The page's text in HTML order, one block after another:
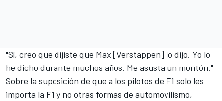
"Sí, creo que dijiste que Max [Verstappen] lo dijo. Yo lo
he dicho durante muchos años. Me asusta un montón."
Sobre la suposición de que a los pilotos de F1 solo les
importa la F1 y no otras formas de automovilismo,